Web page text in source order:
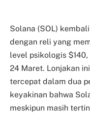
Solana (SOL)
dengan reli yang
level psikologis
24 Maret. Lonjakan
tercepat dalam dua
keyakinan bahwa
meskipun masih